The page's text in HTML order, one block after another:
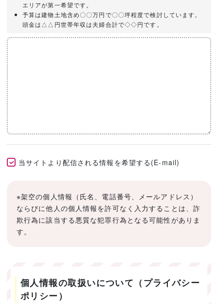
エリアが第一希望です。
予算は建物土地含め〇〇万円で〇〇坪程度で検討しています。
頭金は△△円世帯年収は夫婦合計で◇◇円です。
当サイトより配信される情報を希望する(E-mail)
※架空の個人情報（氏名、電話番号、メールアドレス）
ならびに他人の個人情報を許可なく入力することは、詐
欺行為に該当する悪質な犯罪行為となる可能性がありま
す。
個人情報の取扱いについて（プライバシー
ポリシー）